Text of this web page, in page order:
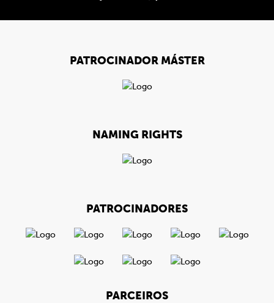
PATROCINADOR MÁSTER
NAMING RIGHTS
PATROCINADORES
PARCEIROS